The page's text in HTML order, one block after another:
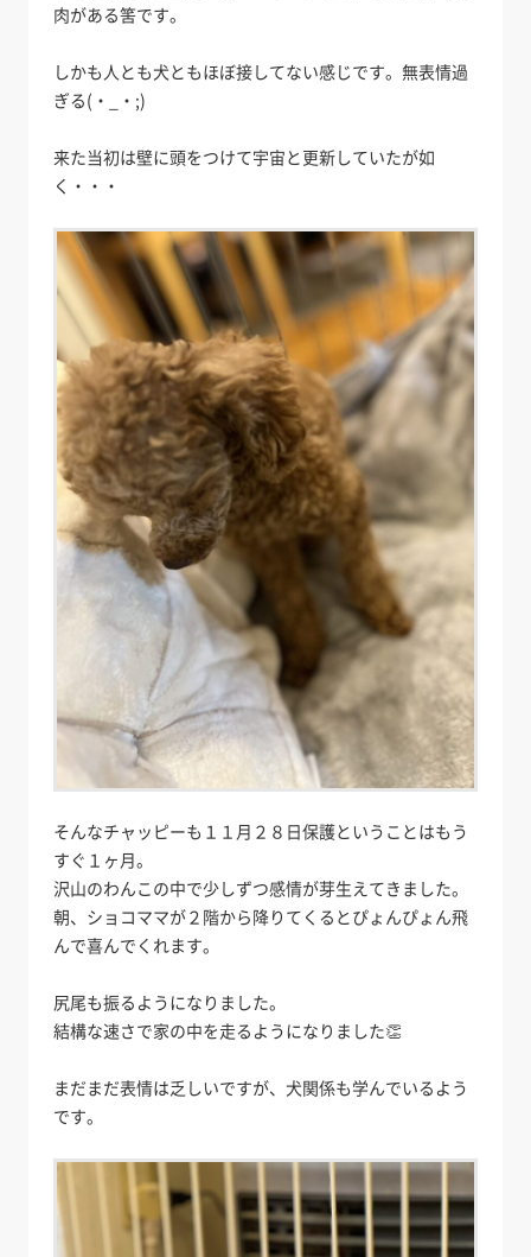
肉がある筈です。
しかも人とも犬ともほぼ接してない感じです。無表情過
ぎる(・_・;)
来た当初は壁に頭をつけて宇宙と更新していたが如
く・・・
そんなチャッピーも１１月２８日保護ということはもう
すぐ１ヶ月。
沢山のわんこの中で少しずつ感情が芽生えてきました。
朝、ショコママが２階から降りてくるとぴょんぴょん飛
んで喜んでくれます。
尻尾も振るようになりました。
結構な速さで家の中を走るようになりました👏
まだまだ表情は乏しいですが、犬関係も学んでいるよう
です。